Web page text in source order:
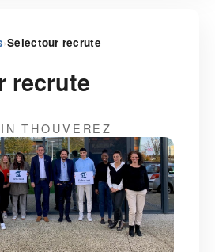
›Selectour recrute
recrute
THOUVEREZ